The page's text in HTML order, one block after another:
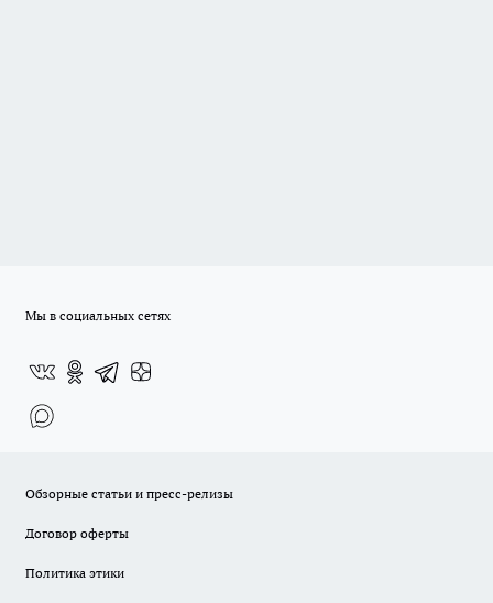
Мы в социальных сетях
Обзорные статьи и пресс-релизы
Договор оферты
Политика этики